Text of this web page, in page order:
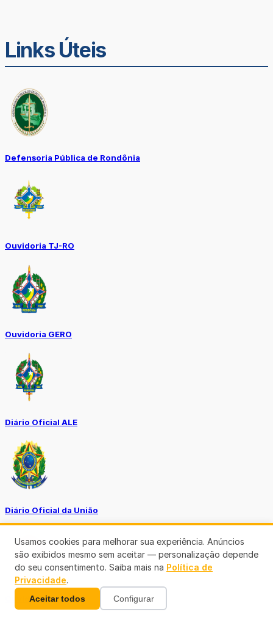
Links Úteis
Defensoria Pública de Rondônia
Ouvidoria TJ-RO
Ouvidoria GERO
Diário Oficial ALE
Diário Oficial da União
Ouvidoria MP-RO
Usamos cookies para melhorar sua experiência. Anúncios
são exibidos mesmo sem aceitar — personalização depende
do seu consentimento. Saiba mais na Política de
Privacidade.
Aceitar todos Configurar